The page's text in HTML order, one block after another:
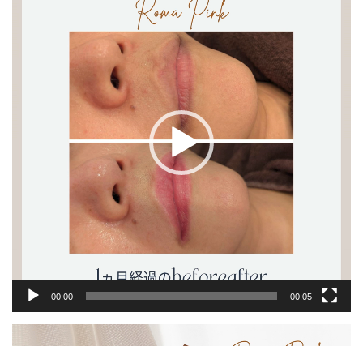
00:00 00:05